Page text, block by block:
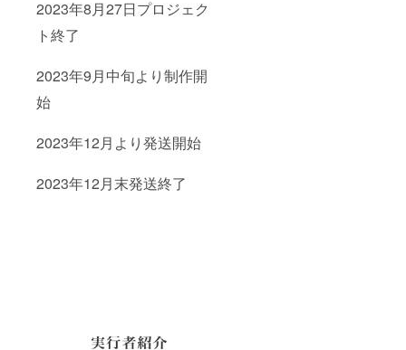
2023年8月27日プロジェク
ト終了
2023年9月中旬より制作開
始
2023年12月より発送開始
2023年12月末発送終了